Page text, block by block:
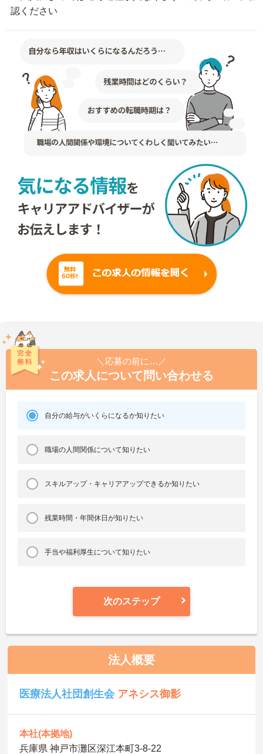
認ください
＼応募の前に…／
この求人について問い合わせる
自分の給与がいくらになるか知りたい
職場の人間関係について知りたい
スキルアップ・キャリアアップできるか知りたい
残業時間・年間休日が知りたい
手当や福利厚生について知りたい
次のステップ
法人概要
医療法人社団創生会 アネシス御影
本社(本拠地)
兵庫県 神戸市灘区深江本町3-8-22